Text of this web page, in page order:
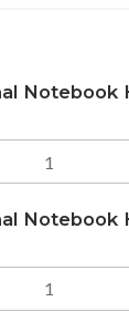
Notebook
Notebook